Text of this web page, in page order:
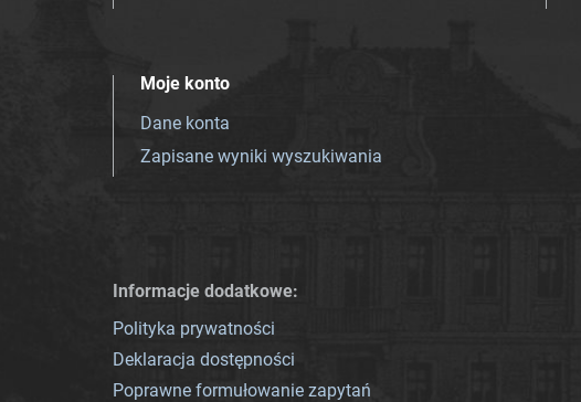
Moje konto
Dane konta
Zapisane wyniki wyszukiwania
Informacje dodatkowe:
Polityka prywatności
Deklaracja dostępności
Poprawne formułowanie zapytań